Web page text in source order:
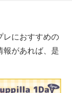
レにおすすめの
報があれば、是